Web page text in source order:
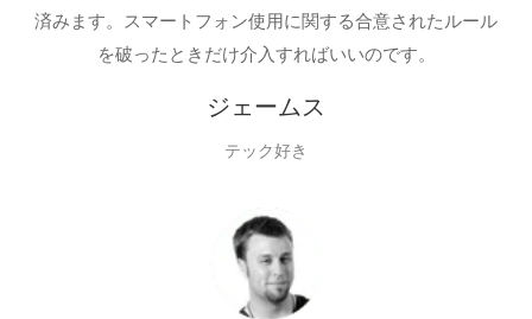
済みます。スマートフォン使用に関する合意されたルール
を破ったときだけ介入すればいいのです。
ジェームス
テック好き